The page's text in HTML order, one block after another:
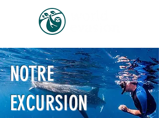
NOTRE
EXCURSION